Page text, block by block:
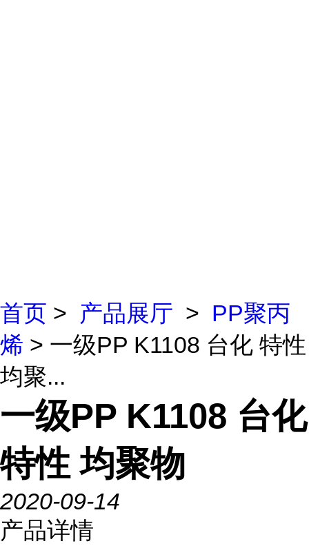
首页 > 产品展厅 > PP聚丙
烯 > 一级PP K1108 台化 特性
均聚...
一级PP K1108 台化
特性 均聚物
2020-09-14
产品详情